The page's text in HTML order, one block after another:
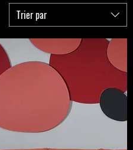
Trier par